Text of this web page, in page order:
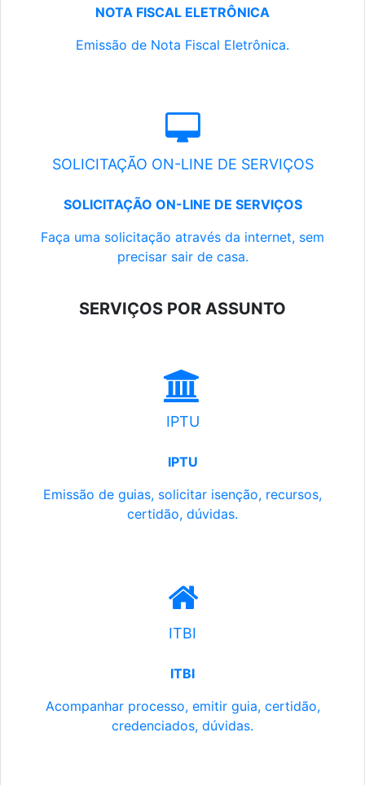
NOTA FISCAL ELETRÔNICA
Emissão de Nota Fiscal Eletrônica.
SOLICITAÇÃO ON-LINE DE SERVIÇOS
SOLICITAÇÃO ON-LINE DE SERVIÇOS
Faça uma solicitação através da internet, sem
precisar sair de casa.
SERVIÇOS POR ASSUNTO
IPTU
IPTU
Emissão de guias, solicitar isenção, recursos,
certidão, dúvidas.
ITBI
ITBI
Acompanhar processo, emitir guia, certidão,
credenciados, dúvidas.